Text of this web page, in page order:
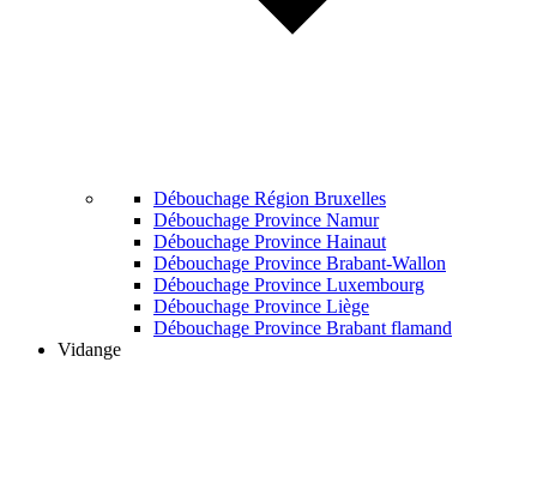
Débouchage Région Bruxelles
Débouchage Province Namur
Débouchage Province Hainaut
Débouchage Province Brabant-Wallon
Débouchage Province Luxembourg
Débouchage Province Liège
Débouchage Province Brabant flamand
Vidange